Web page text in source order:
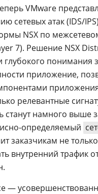
VMware
сетевых атак (IDS/
NSX по
7). Решение NSX
глубокого понимания
приложение,
релевантные
станут намного выше
определяемый
заказчикам не
внутренний трафик
—